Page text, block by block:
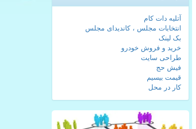
آتلیه دات کام
انتخابات مجلس ، کاندیدای مجلس
بک لینک
خرید و فروش خودرو
طراحی سایت
فیش حج
قیمت بیسیم
کار در محل